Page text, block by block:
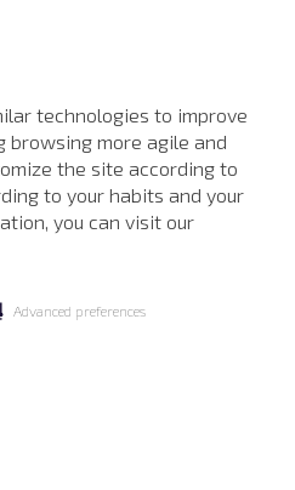
technologies to improve
browsing more agile and
the site according to
to your habits and your
you can visit our
Advanced preferences